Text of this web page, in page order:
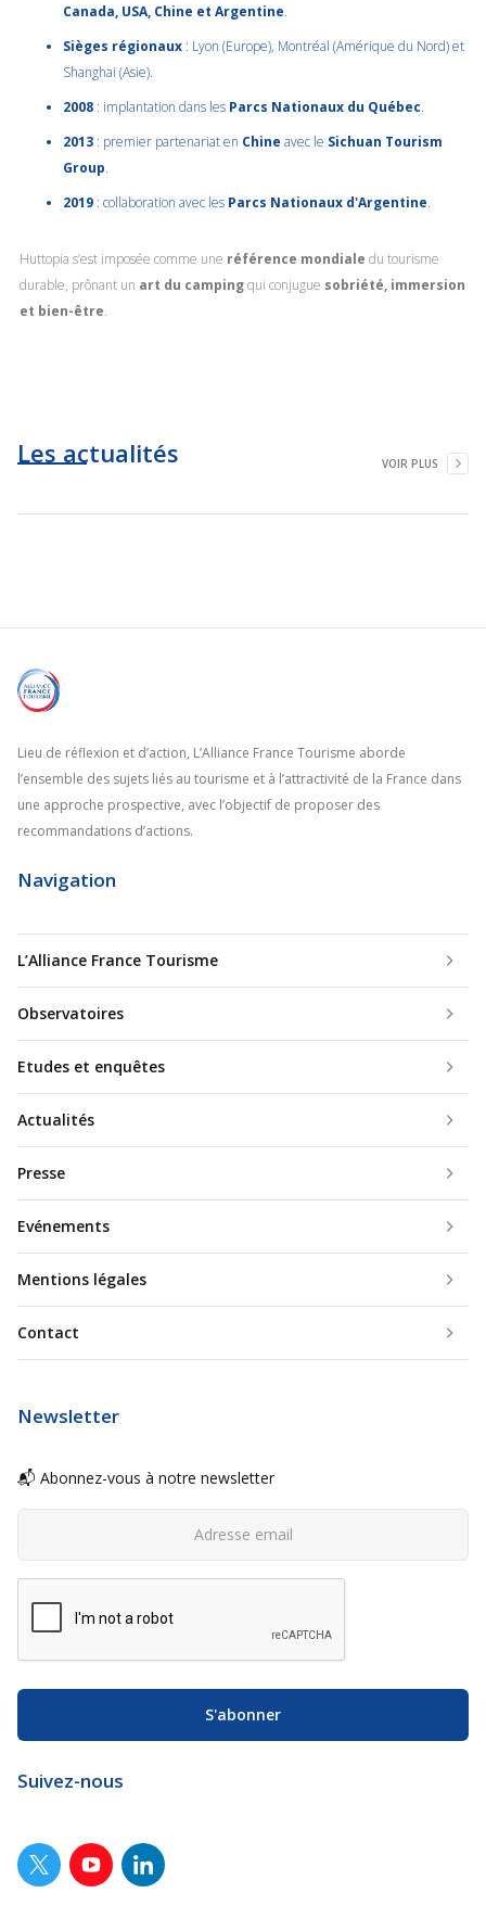
Canada, USA, Chine et Argentine.
Sièges régionaux : Lyon (Europe), Montréal (Amérique du Nord) et
Shanghai (Asie).
2008 : implantation dans les Parcs Nationaux du Québec.
2013 : premier partenariat en Chine avec le Sichuan Tourism
Group.
2019 : collaboration avec les Parcs Nationaux d'Argentine.
Huttopia s’est imposée comme une référence mondiale du tourisme
durable, prônant un art du campingqui conjugue sobriété, immersion
et bien-être.
Les actualités VOIR PLUS
Lieu de réflexion et d’action, L’Alliance France Tourisme aborde
l’ensemble des sujets liés au tourisme et à l’attractivité de la France dans
une approche prospective, avec l’objectif de proposer des
recommandations d’actions.
Navigation
L’Alliance France Tourisme
Observatoires
Etudes et enquêtes
Actualités
Presse
Evénements
Mentions légales
Contact
Newsletter
📬 Abonnez-vous à notre newsletter
Suivez-nous